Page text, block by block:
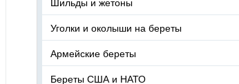
Уголки и околыши на береты
Армейские береты
Береты США и НАТО